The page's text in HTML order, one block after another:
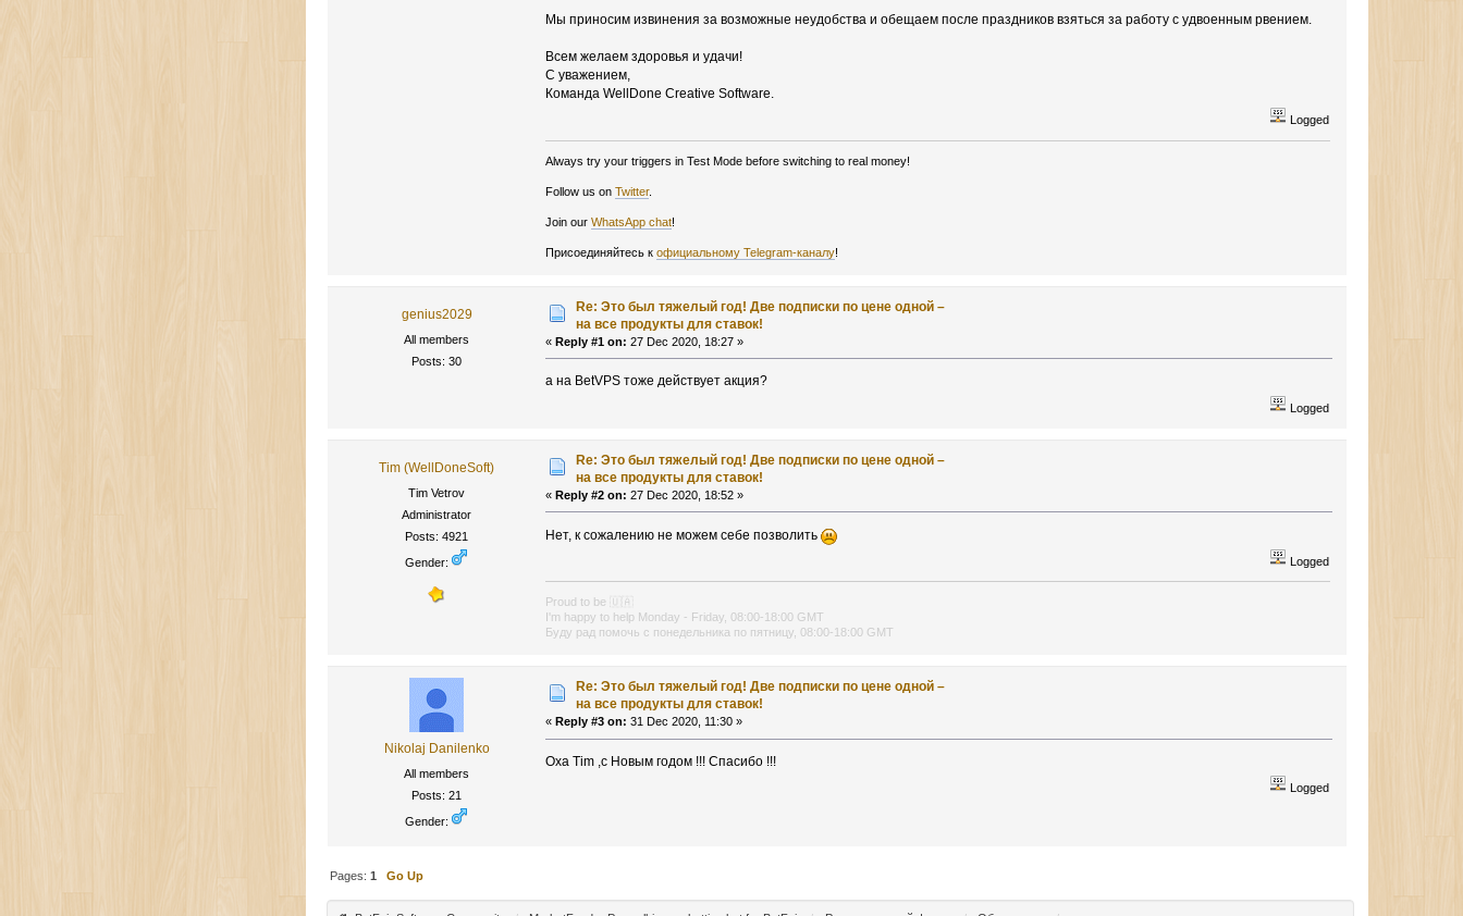
Мы приносим извинения за возможные неудобства и обещаем после праздников взяться за работу с удвоенным рвением.
Всем желаем здоровья и удачи!
С уважением,
Команда WellDone Creative Software.
Logged
Always try your triggers in Test Mode before switching to real money!
Follow us on Twitter.
Join our WhatsApp chat!
Присоединяйтесь к официальному Telegram-каналу!
genius2029
All members
Posts: 30
Re: Это был тяжелый год! Две подписки по цене одной –
на все продукты для ставок!
« Reply #1 on: 27 Dec 2020, 18:27 »
а на BetVPS тоже действует акция?
Logged
Tim (WellDoneSoft)
Tim Vetrov
Administrator
Posts: 4921
Gender:
Re: Это был тяжелый год! Две подписки по цене одной –
на все продукты для ставок!
« Reply #2 on: 27 Dec 2020, 18:52 »
Нет, к сожалению не можем себе позволить
Logged
Proud to be
🇺🇦
I'm happy to help Monday - Friday, 08:00-18:00 GMT
Буду рад помочь с понедельника по пятницу, 08:00-18:00 GMT
Nikolaj Danilenko
All members
Posts: 21
Gender:
Re: Это был тяжелый год! Две подписки по цене одной –
на все продукты для ставок!
« Reply #3 on: 31 Dec 2020, 11:30 »
Оха Тim ,с Новым годом !!! Спасибо !!!
Logged
Pages:1 Go Up